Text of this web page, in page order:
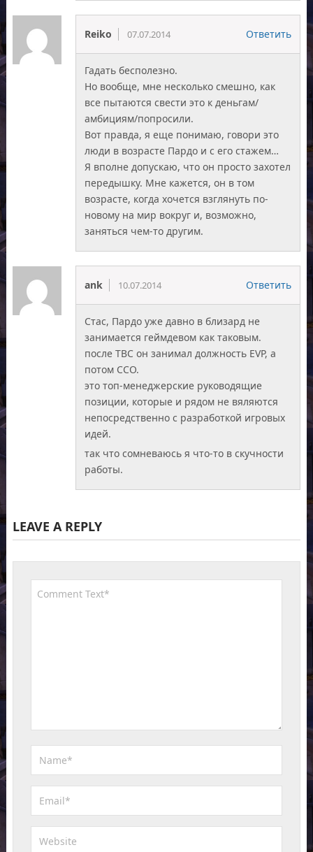
Reiko 07.07.2014 Ответить
Гадать бесполезно.
Но вообще, мне несколько смешно, как
все пытаются свести это к деньгам/
амбициям/попросили.
Вот правда, я еще понимаю, говори это
люди в возрасте Пардо и с его стажем…
Я вполне допускаю, что он просто захотел
передышку. Мне кажется, он в том
возрасте, когда хочется взглянуть по-
новому на мир вокруг и, возможно,
заняться чем-то другим.
ank 10.07.2014 Ответить
Стас, Пардо уже давно в близард не
занимается геймдевом как таковым.
после TBC он занимал должность EVP, а
потом CCO.
это топ-менеджерские руководящие
позиции, которые и рядом не вяляются
непосредственно с разработкой игровых
идей.
так что сомневаюсь я что-то в скучности
работы.
LEAVE A REPLY